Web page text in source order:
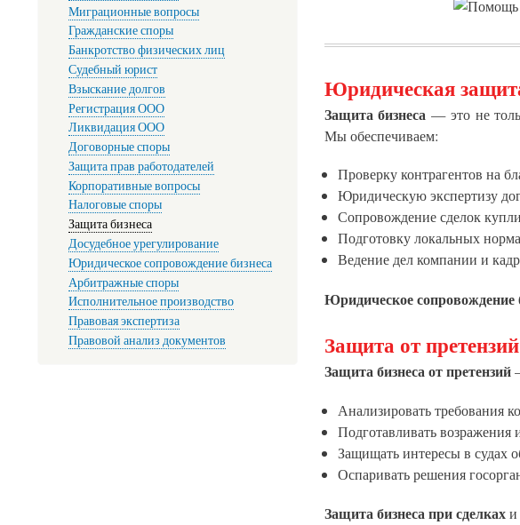
Юридическая
Защита бизнеса — это не
Мы обеспечиваем:
Проверку контрагентов на
Юридическую экспертизу
Сопровождение сделок
Подготовку локальных
Ведение дел компании и
Юридическое сопровождение
Защита от
Защита бизнеса от претензий
Анализировать требования
Подготавливать возражения
Защищать интересы в судах
Оспаривать решения
Защита бизнеса при сделкахи
Миграционные вопросы
Гражданские споры
Банкротство физических лиц
Судебный юрист
Взыскание долгов
Регистрация ООО
Ликвидация ООО
Договорные споры
Защита прав работодателей
Корпоративные вопросы
Налоговые споры
Защита бизнеса
Досудебное урегулирование
Юридическое сопровождение бизнеса
Арбитражные споры
Исполнительное производство
Правовая экспертиза
Правовой анализ документов